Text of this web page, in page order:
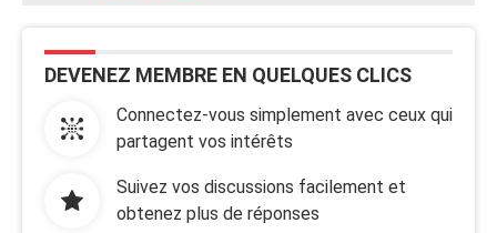
DEVENEZ MEMBRE EN QUELQUES CLICS
Connectez-vous simplement avec ceux qui
partagent vos intérêts
Suivez vos discussions facilement et
obtenez plus de réponses